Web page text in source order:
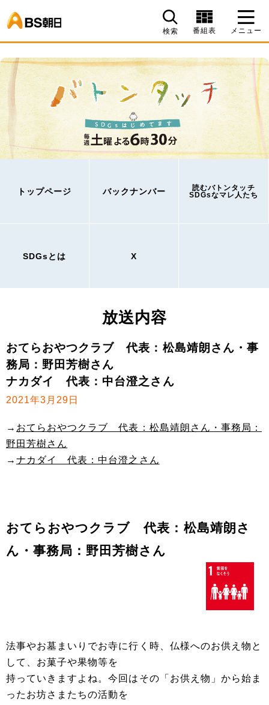
検索 番組表 メニュー
トップページ バックナンバー
読むバトンタッチ
SDGsなマレ人たち
SDGsとは X
放送内容
おてらおやつクラブ 代表：松島靖朗さん・事
務局：野田芳樹さん
ナカダイ 代表：中台澄之さん
2021年3月29日
→ おてらおやつクラブ 代表：松島靖朗さん・事務局：
野田芳樹さん
→ナカダイ 代表：中台澄之さん
おてらおやつクラブ 代表：松島靖朗さ
ん・事務局：野田芳樹さん
法事やお墓まいりでお寺に行く時、仏様へのお供え物と
して、お菓子や果物等を
持っていきますよね。今回はその「お供え物」から始ま
ったお坊さまたちの活動を